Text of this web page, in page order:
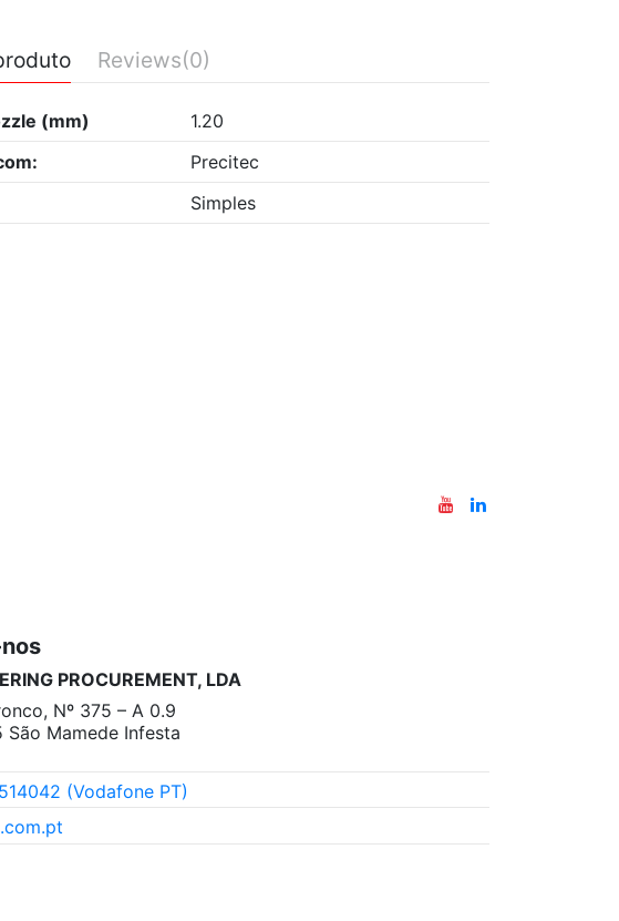
Reviews(0)
(mm)
1.20
Precitec
Simples
PROCUREMENT, LDA
Nº 375 – A 0.9
São Mamede Infesta
(Vodafone PT)